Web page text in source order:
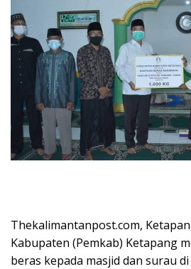
Thekalimantanpost.com,
Kabupaten (Pemkab) Ketapang
beras kepada masjid dan surau